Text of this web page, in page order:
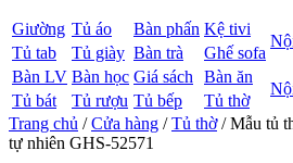
Giường Tủ áo Bàn phấn Kệ tivi
Tủ tab Tủ giày Bàn trà
Ghế sofa
Bàn LV Bàn học Giá sách Bàn ăn
Tủ bát Tủ rượu Tủ bếp
Tủ thờ
Trang chủ /Cửa hàng /Tủ thờ/ Mẫu tủ
tự nhiên GHS-52571